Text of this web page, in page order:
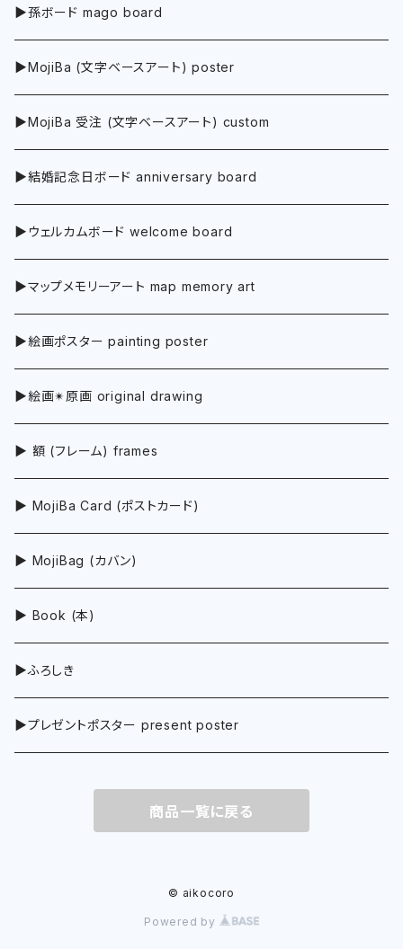
▶︎孫ボード mago board
▶︎MojiBa (文字ベースアート) poster
▶︎MojiBa 受注 (文字ベースアート) custom
▶︎結婚記念日ボード anniversary board
▶︎ウェルカムボード welcome board
▶︎マップメモリーアート map memory art
▶︎絵画ポスター painting poster
▶︎絵画✴︎原画 original drawing
▶︎ 額 (フレーム) frames
▶︎ MojiBa Card (ポストカード)
▶︎ MojiBag (カバン)
▶︎ Book (本)
▶︎ふろしき
▶︎プレゼントポスター present poster
商品一覧に戻る
© aikocoro
Powered by